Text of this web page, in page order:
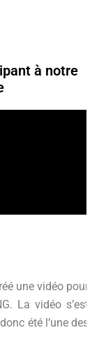
à notre
une vidéo pour
La vidéo s’est
été l’une des